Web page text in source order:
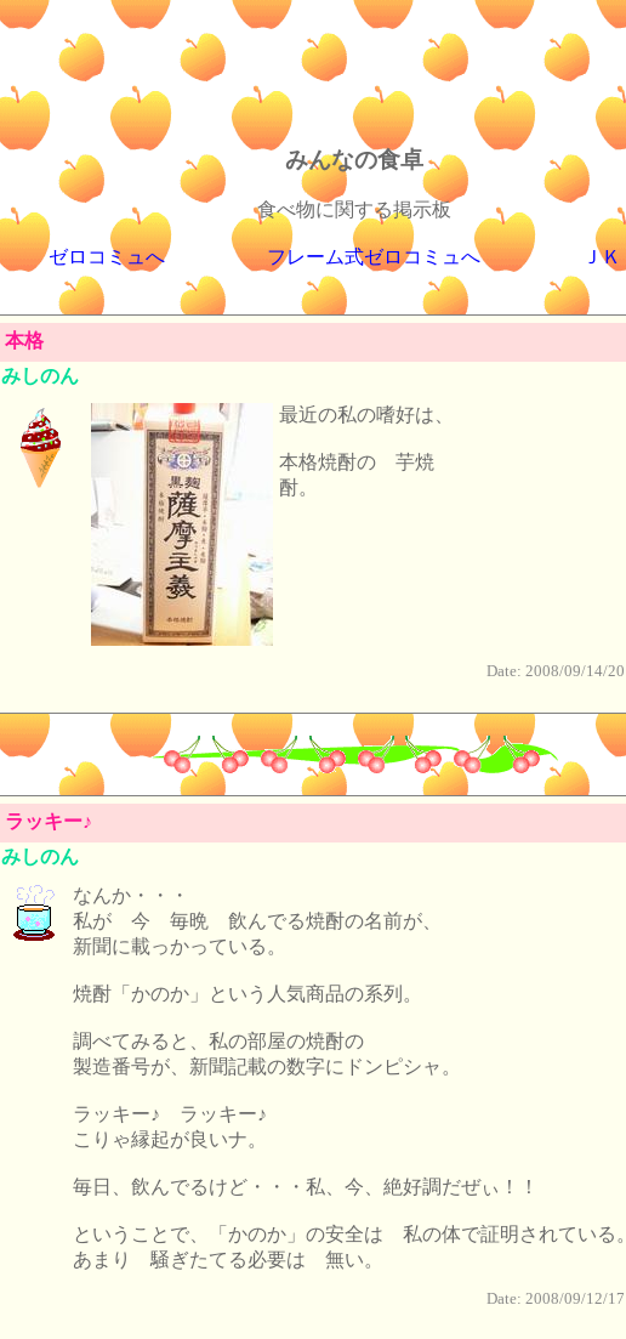
みんなの食卓
食べ物に関する掲示板
ゼロコミュへ フレーム式ゼロコミュへ Ｊ
本格
みしのん
最近の私の嗜好は、
本格焼酎の 芋焼
酎。
Date: 2008/09/14/
ラッキー♪
みしのん
なんか・・・
私が 今 毎晩 飲んでる焼酎の名前が、
新聞に載っかっている。
焼酎「かのか」という人気商品の系列。
調べてみると、私の部屋の焼酎の
製造番号が、新聞記載の数字にドンピシャ。
ラッキー♪ ラッキー♪
こりゃ縁起が良いナ。
毎日、飲んでるけど・・・私、今、絶好調だぜぃ！！
ということで、「かのか」の安全は 私の体で証明されている
あまり 騒ぎたてる必要は 無い。
Date: 2008/09/12/